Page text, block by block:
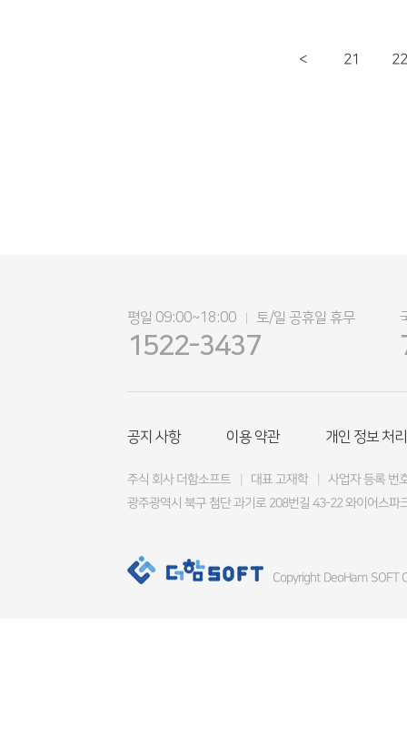
< 21 22
평일 09:00~18:00 토/일 공휴일 휴무
1522-3437
공지 사항 이용 약관 개인 정보 처
주식 회사 더함소프트 대표 고재학 사업자 등록 번
광주광역시 북구 첨단 과기로 208번길 43-22 와이어스파
Copyright DeoHam SOFT